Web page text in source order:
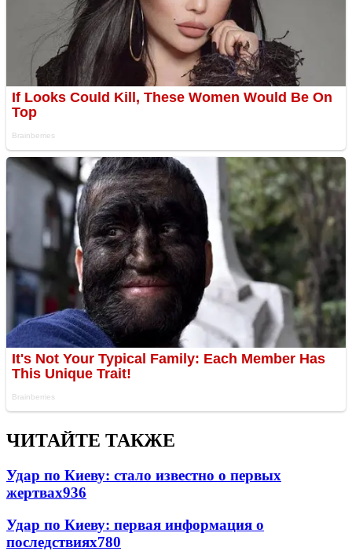
ЧИТАЙТЕ ТАКЖЕ
Удар по Киеву: стало известно о первых
жертвах936
Удар по Киеву: первая информация о
последствиях780